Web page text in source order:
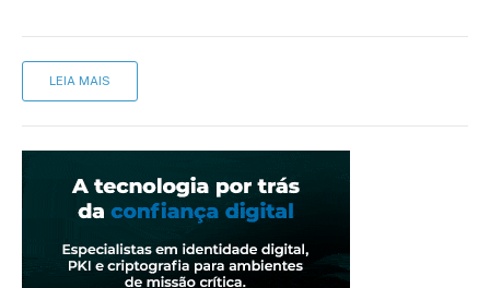
LEIA MAIS